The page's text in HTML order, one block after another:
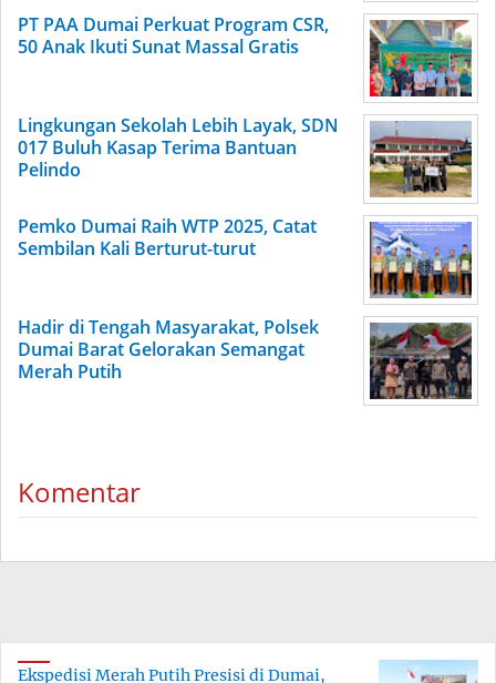
PT PAA Dumai Perkuat Program CSR,
50 Anak Ikuti Sunat Massal Gratis
Lingkungan Sekolah Lebih Layak, SDN
017 Buluh Kasap Terima Bantuan
Pelindo
Pemko Dumai Raih WTP 2025, Catat
Sembilan Kali Berturut-turut
Hadir di Tengah Masyarakat, Polsek
Dumai Barat Gelorakan Semangat
Merah Putih
Komentar
Ekspedisi Merah Putih Presisi di Dumai,